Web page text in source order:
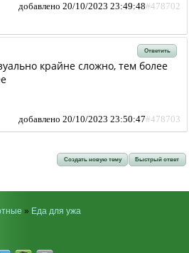
добавлено 20/10/2023 23:49:48#478702
Ответить
крайне сложно, тем более
добавлено 20/10/2023 23:50:47#478703
Создать новую тему Быстрый ответ
» Еда для ужа